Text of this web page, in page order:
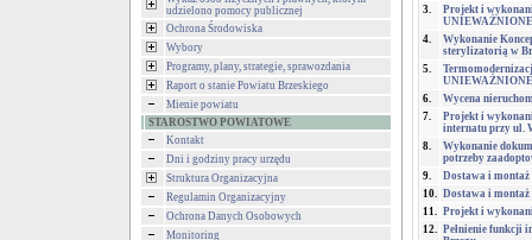
udzielono pomocy publicznej
Ochrona Środowiska
Wybory
Programy, plany, strategie, sprawozdania
Raport o stanie Powiatu Brzeskiego
Mienie powiatu
STAROSTWO POWIATOWE
Kontakt
Dni i godziny pracy urzędu
Struktura Organizacyjna
Regulamin Organizacyjny
Ochrona Danych Osobowych
Monitoring
3.
Projekt i
UNIEWAŻNIONE
4.
Wykonanie
sterylizatorią w
5.
UNIEWAŻNIONE
6.
Wycena
7.
Projekt i
internatu przy ul.
8.
Wykonanie
potrzeby
9.
Dostawa i montaż
10. Dostawa i montaż
11. Projekt i
12. Pełnienie funkcji